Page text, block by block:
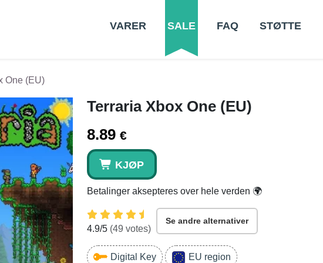
VARER SALE FAQ STØTTE
One (EU)
Terraria Xbox One (EU)
8.89 €
KJØP
Betalinger aksepteres over hele verden 🌍
4.9/5 (49 votes)
Se andre alternativer
Digital Key EU region